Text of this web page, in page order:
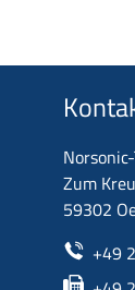
Zum
59302
+49